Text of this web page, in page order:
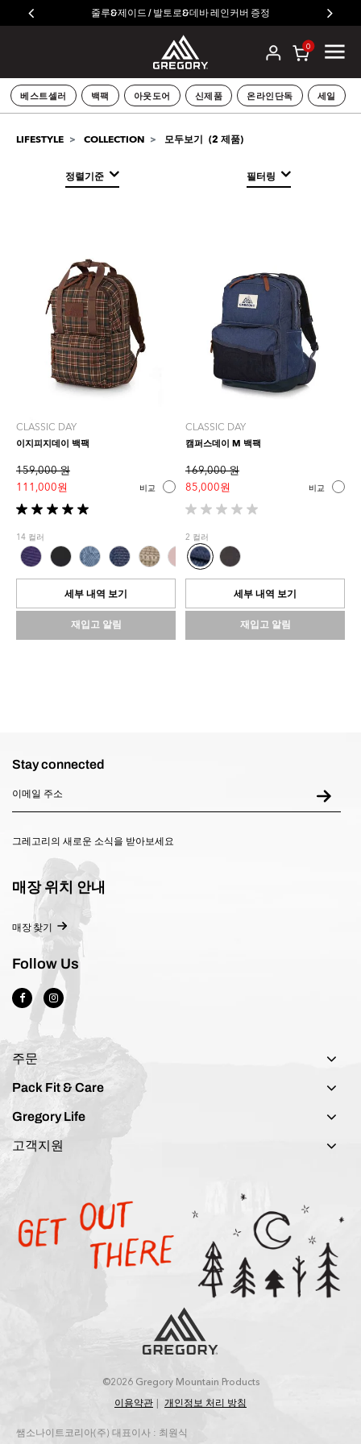
줄루&제이드 / 발토로&데바 레인커버 증정
0
베스트셀러 백팩 아웃도어 신제품 온라인단독 세일
LIFESTYLE COLLECTION 모두보기 (2 제품)
정렬기준 필터링
CLASSIC DAY
이지피지데이 백팩
159,000 원
111,000 원
비교
별
5
개
중
5.0
입
다.
14 컬러
세부 내역 보기
재입고 알림
CLASSIC DAY
캠퍼스데이 M 백팩
169,000 원
85,000 원
비교
별
5
개
중
0.0
입
다.
2 컬러
세부 내역 보기
재입고 알림
Stay connected
그레고리의 새로운 소식을 받아보세요
매장 위치 안내
매장 찾기
Follow Us
주문
Pack Fit & Care
Gregory Life
고객지원
©2026 Gregory Mountain Products
이용약관
개인정보 처리 방침
쌤소나이트코리아(주) 대표이사 : 최원식